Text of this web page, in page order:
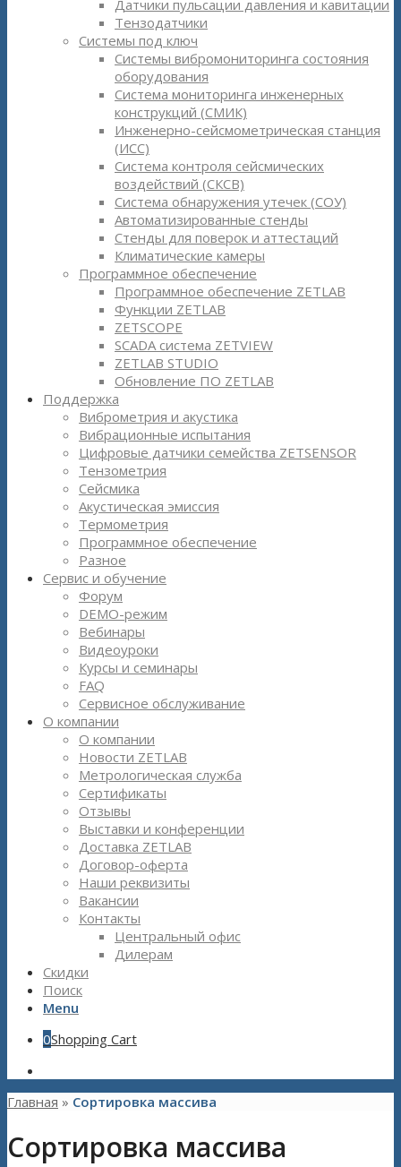
Датчики пульсации давления и кавитации
Тензодатчики
Системы под ключ
Системы вибромониторинга состояния
оборудования
Система мониторинга инженерных
конструкций (СМИК)
Инженерно-сейсмометрическая станция
(ИСС)
Система контроля сейсмических
воздействий (СКСВ)
Система обнаружения утечек (СОУ)
Автоматизированные стенды
Стенды для поверок и аттестаций
Климатические камеры
Программное обеспечение
Программное обеспечение ZETLAB
Функции ZETLAB
ZETSCOPE
SCADA система ZETVIEW
ZETLAB STUDIO
Обновление ПО ZETLAB
Поддержка
Виброметрия и акустика
Вибрационные испытания
Цифровые датчики семейства ZETSENSOR
Тензометрия
Сейсмика
Акустическая эмиссия
Термометрия
Программное обеспечение
Разное
Сервис и обучение
Форум
DEMO-режим
Вебинары
Видеоуроки
Курсы и семинары
FAQ
Сервисное обслуживание
О компании
О компании
Новости ZETLAB
Метрологическая служба
Сертификаты
Отзывы
Выставки и конференции
Доставка ZETLAB
Договор-оферта
Наши реквизиты
Вакансии
Контакты
Центральный офис
Дилерам
Скидки
Поиск
Menu
0Shopping Cart
Главная » Сортировка массива
Сортировка массива